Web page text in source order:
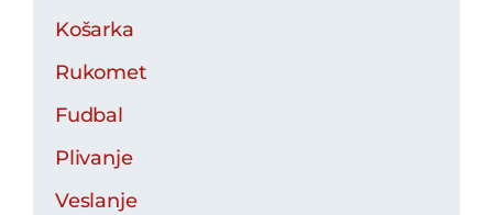
Košarka
Rukomet
Fudbal
Plivanje
Veslanje